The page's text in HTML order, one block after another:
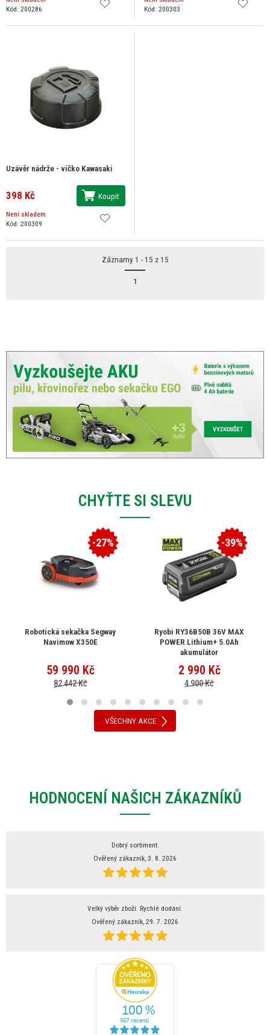
Kód: 200286
Kód: 200303
Uzávěr nádrže - víčko Kawasaki
398 Kč Koupit
Není skladem
Kód: 200309
Záznamy 1 - 15 z 15
1
CHYŤTE SI SLEVU
-27%
Robotická sekačka Segway
Navimow X350E
59 990 Kč
82 442 Kč
-39%
Ryobi RY36B50B 36V MAX
POWER Lithium+ 5.0Ah
akumulátor
2 990 Kč
4 900 Kč
VŠECHNY AKCE
HODNOCENÍ NAŠICH ZÁKAZNÍKŮ
Dobrý sortiment.
Ověřený zákazník, 3. 8. 2026
Velký výběr zboží. Rychlé dodání.
Ověřený zákazník, 29. 7. 2026